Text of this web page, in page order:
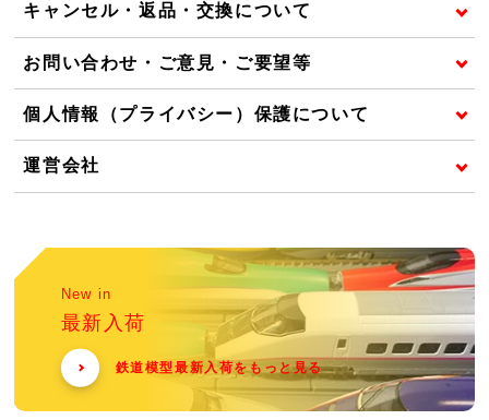
キャンセル・返品・交換について
お問い合わせ・ご意見・ご要望等
個人情報（プライバシー）保護について
運営会社
New in
最新入荷
鉄道模型最新入荷をもっと見る